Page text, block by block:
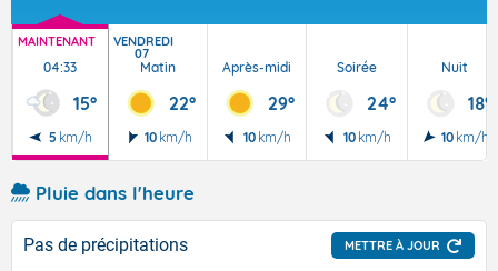
MAINTENANT
04:33
15°
5 km/h
VENDREDI
07
Matin
22°
10 km/h
Après-midi
29°
10 km/h
Soirée
24°
10 km/h
Nuit
18°
10 km/h
Pluie dans l'heure
Pas de précipitations METTRE À JOUR